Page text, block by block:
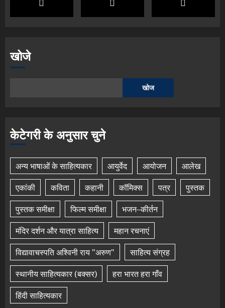
खोजे
खोज
केटेगरी के अनुसार चुने
अन्य भाषाओं के साहित्यकार आयुर्वेद आयोजन
आलेख
एकांकी
कविता कहानी कॉमिक्स पत्र
पुस्तक
पुस्तक समीक्षा
फिल्म समीक्षा
भजन–कीर्तन
मंदिर दर्शन और यात्रा साहित्य
महान रचनाएं
विद्यावाचस्पति अश्विनी राय "अरुण"
साहित्य संग्रह
स्थानीय साहित्यकार (बक्सर)
हरा भारत हरा गाँव
हिंदी साहित्यकार